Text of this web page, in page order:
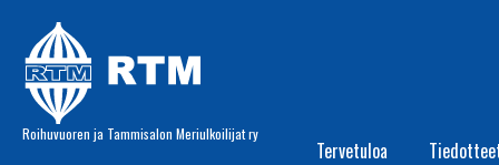
Roihuvuoren ja Tammisalon Meriulkoilijat ry
Tervetuloa